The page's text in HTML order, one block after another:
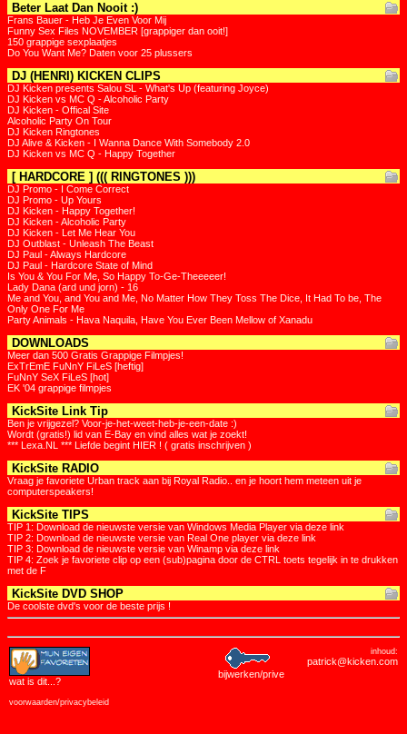
Beter Laat Dan Nooit :)
Frans Bauer - Heb Je Even Voor Mij
Funny Sex Files NOVEMBER [grappiger dan ooit!]
150 grappige sexplaatjes
Do You Want Me? Daten voor 25 plussers
DJ (HENRI) KICKEN CLIPS
DJ Kicken presents Salou SL - What's Up (featuring Joyce)
DJ Kicken vs MC Q - Alcoholic Party
DJ Kicken - Offical Site
Alcoholic Party On Tour
DJ Kicken Ringtones
DJ Alive & Kicken - I Wanna Dance With Somebody 2.0
DJ Kicken vs MC Q - Happy Together
[ HARDCORE ] ((( RINGTONES )))
DJ Promo - I Come Correct
DJ Promo - Up Yours
DJ Kicken - Happy Together!
DJ Kicken - Alcoholic Party
DJ Kicken - Let Me Hear You
DJ Outblast - Unleash The Beast
DJ Paul - Always Hardcore
DJ Paul - Hardcore State of Mind
Is You & You For Me, So Happy To-Ge-Theeeeer!
Lady Dana (ard und jorn) - 16
Me and You, and You and Me, No Matter How They Toss The Dice, It Had To be, The
Only One For Me
Party Animals - Hava Naquila, Have You Ever Been Mellow of Xanadu
DOWNLOADS
Meer dan 500 Gratis Grappige Filmpjes!
ExTrEmE FuNnY FiLeS [heftig]
FuNnY SeX FiLeS [hot]
EK '04 grappige filmpjes
KickSite Link Tip
Ben je vrijgezel? Voor-je-het-weet-heb-je-een-date :)
Wordt (gratis!) lid van E-Bay en vind alles wat je zoekt!
*** Lexa.NL *** Liefde begint HIER ! ( gratis inschrijven )
KickSite RADIO
Vraag je favoriete Urban track aan bij Royal Radio.. en je hoort hem meteen uit je
computerspeakers!
KickSite TIPS
TIP 1: Download de nieuwste versie van Windows Media Player via deze link
TIP 2: Download de nieuwste versie van Real One player via deze link
TIP 3: Download de nieuwste versie van Winamp via deze link
TIP 4: Zoek je favoriete clip op een (sub)pagina door de CTRL toets tegelijk in te drukken
met de F
KickSite DVD SHOP
De coolste dvd's voor de beste prijs !
wat is dit ...?
voorwaarden/privacybeleid
bijwerken/prive
inhoud:
patrick@kicken.com